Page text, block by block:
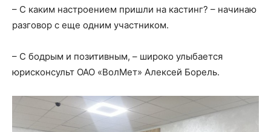
– С каким настроением пришли на кастинг? – начинаю
разговор с еще одним участником.
– С бодрым и позитивным, – широко улыбается
юрисконсульт ОАО «ВолМет» Алексей Борель.